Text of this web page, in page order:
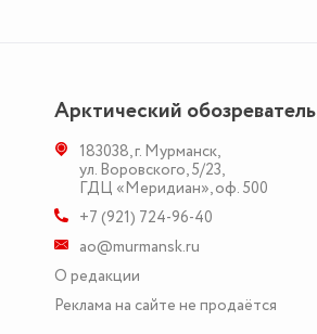
Арктический обозреватель
183038,г. Мурманск,
ул. Воровского, 5/23,
ГДЦ «Меридиан», оф. 500
+7 (921) 724-96-40
ao@murmansk.ru
О редакции
Реклама на сайте не продаётся